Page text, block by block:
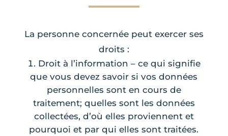
La personne concernée peut exercer ses
droits :
Droit à l’information – ce qui signifie
que vous devez savoir si vos données
personnelles sont en cours de
traitement; quelles sont les données
collectées, d’où elles proviennent et
pourquoi et par qui elles sont traitées.